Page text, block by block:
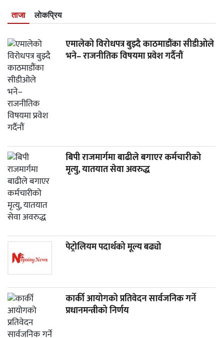
ताजा लाेकप्रिय
एमालेको विरोधपत्र बुझ्दै काठमाडौंका सीडीओले
भने– राजनीतिक विषयमा प्रवेश गर्दैनौं
बिपी राजमार्गमा बाढीले बगाएर कर्मचारीको
मृत्यु, यातयात सेवा अवरुद्ध
पेट्रोलियम पदार्थको मूल्य बढ्यो
कार्की आयोगको प्रतिवेदन सार्वजनिक गर्ने
प्रधानमन्त्रीको निर्णय